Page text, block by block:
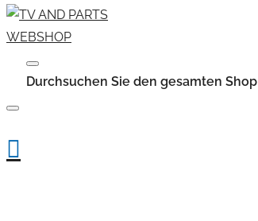
Durchsuchen Sie den gesamten Shop